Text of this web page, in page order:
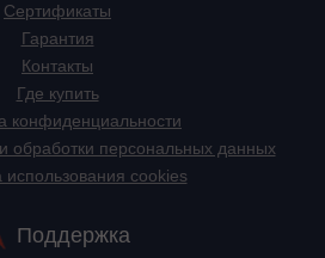
Сертификаты
Гарантия
Контакты
Где купить
конфиденциальности
обработки персональных данных
использования cookies
Поддержка